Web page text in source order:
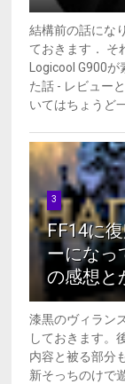
結構前の話にな
ておきます． そ
Logicool G900
た話 - レビュー
いてはちょうど一
3
FF14に
ーになっ
の感想と
漆黒のヴィラン
しておきます。
内容と被る部分
新そっちのけで